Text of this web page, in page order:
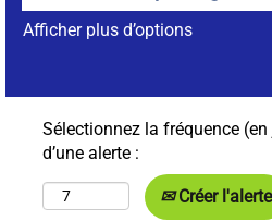
Afficher plus d’options
Sélectionnez la fréquence
d’une alerte :
Créer l'alerte